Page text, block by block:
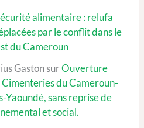
alimentaire : relufa
par le conflit dans le
du Cameroun
GastonsurOuverture
Cimenteries du Cameroun-
sans reprise de
et social.